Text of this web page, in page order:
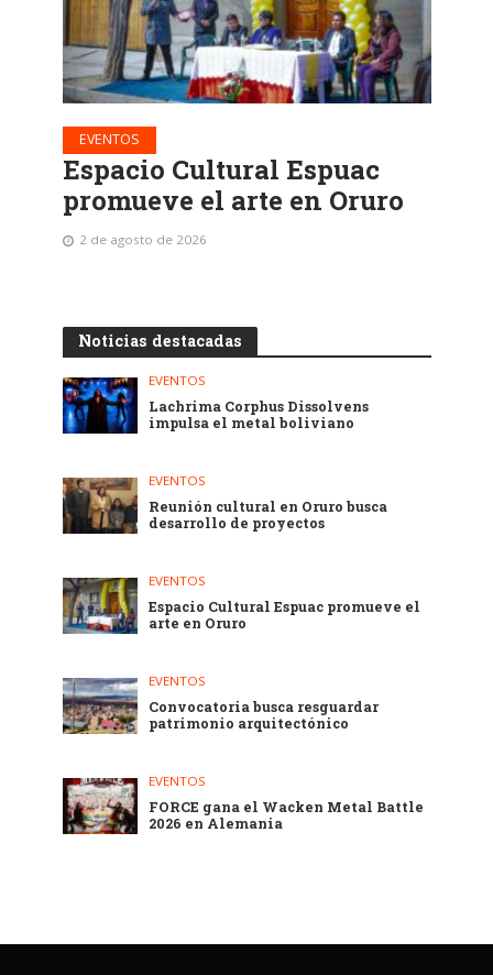
EVENTOS
Espacio Cultural Espuac
promueve el arte en Oruro
2 de agosto de 2026
Noticias destacadas
EVENTOS
Lachrima Corphus Dissolvens
impulsa el metal boliviano
EVENTOS
Reunión cultural en Oruro busca
desarrollo de proyectos
EVENTOS
Espacio Cultural Espuac promueve el
arte en Oruro
EVENTOS
Convocatoria busca resguardar
patrimonio arquitectónico
EVENTOS
FORCE gana el Wacken Metal Battle
2026 en Alemania